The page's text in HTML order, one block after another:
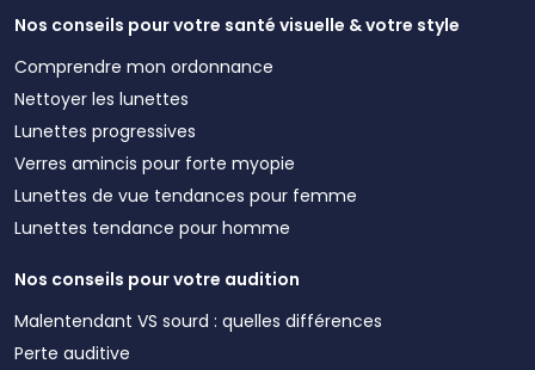
Nos conseils pour votre santé visuelle & votre style
Comprendre mon ordonnance
Nettoyer les lunettes
Lunettes progressives
Verres amincis pour forte myopie
Lunettes de vue tendances pour femme
Lunettes tendance pour homme
Nos conseils pour votre audition
Malentendant VS sourd : quelles différences
Perte auditive